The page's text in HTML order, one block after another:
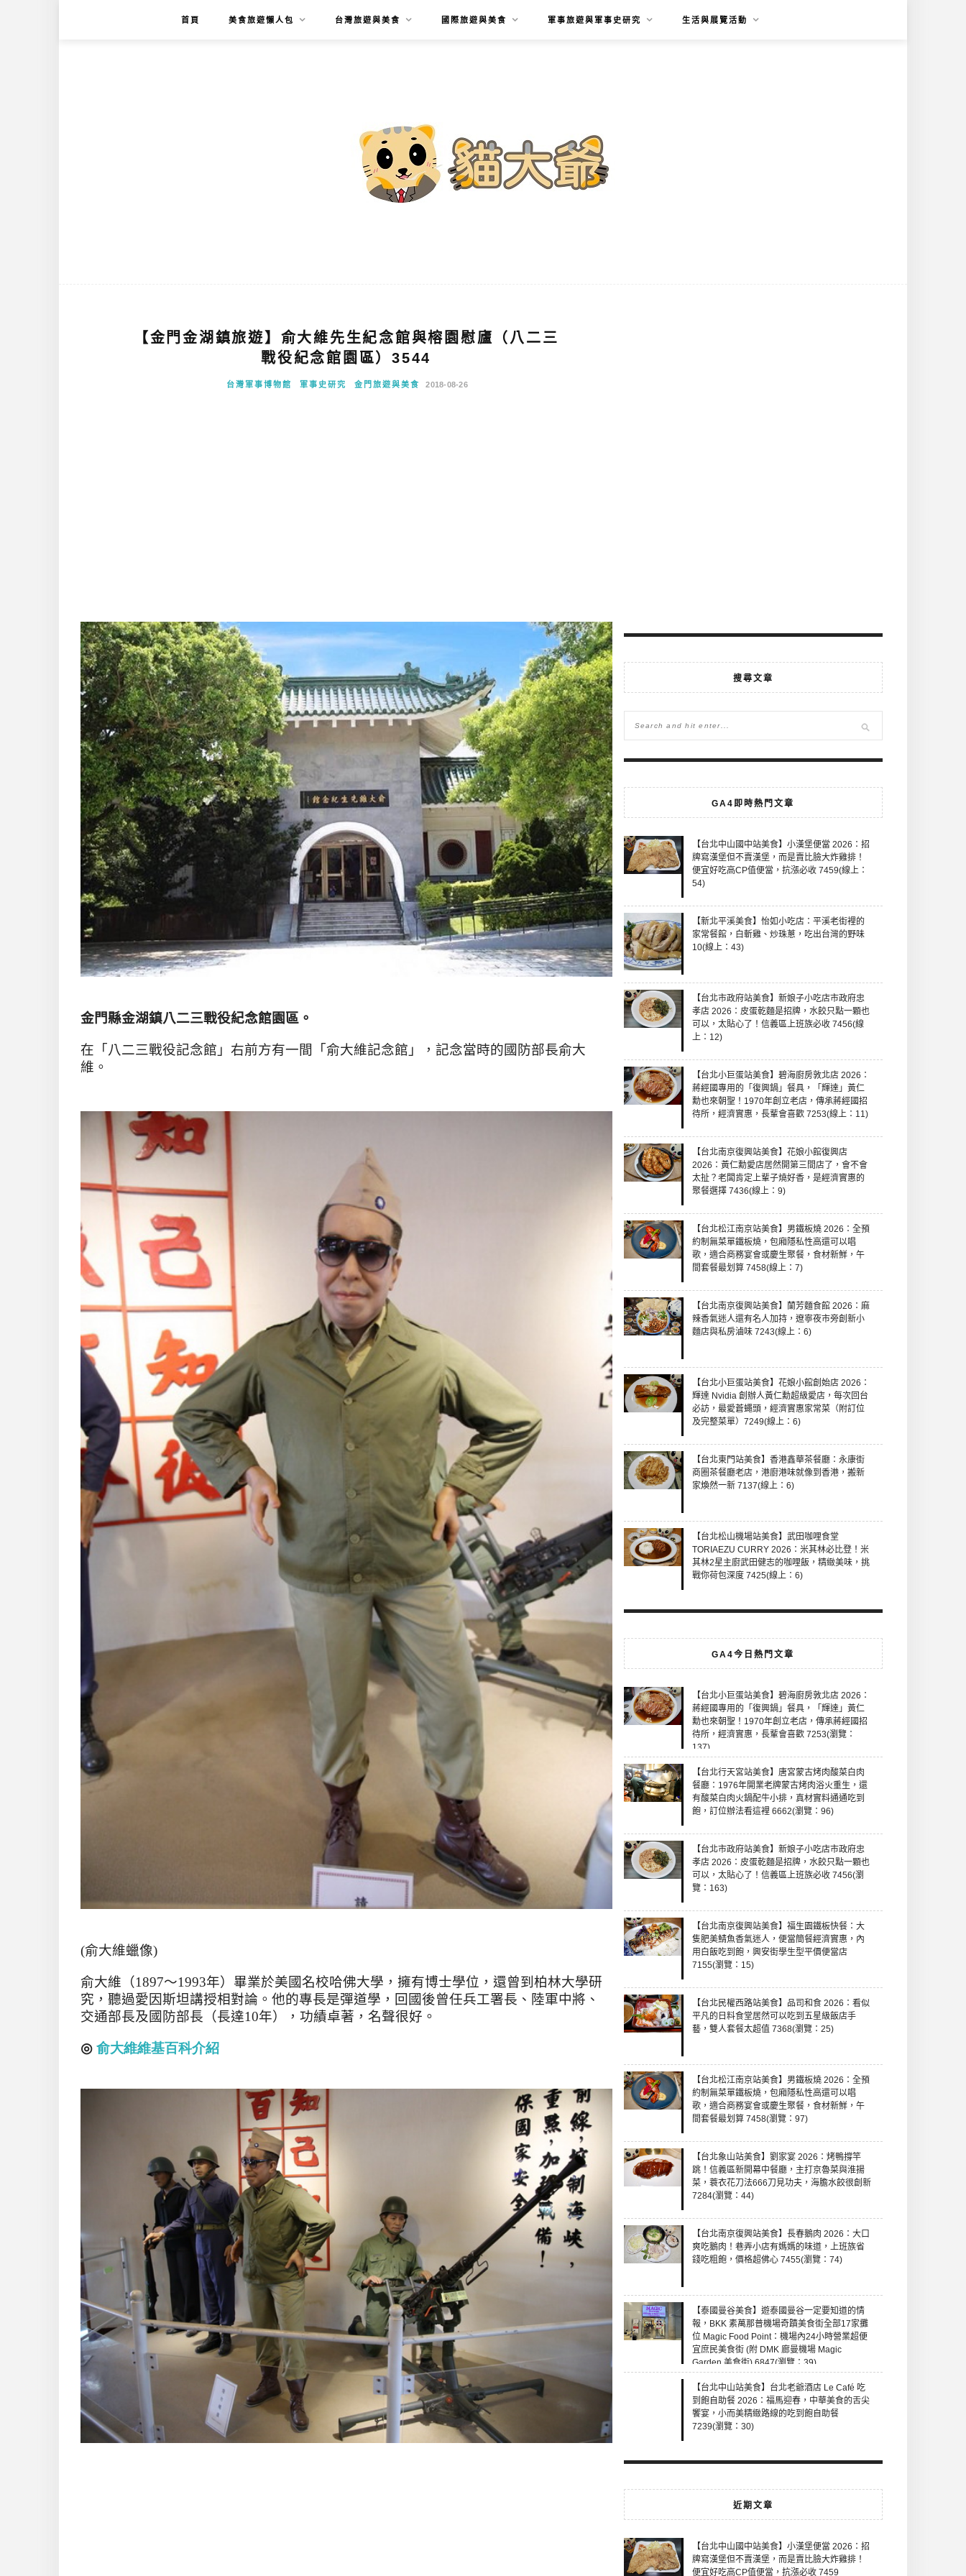
首頁 美食旅遊懶人包 台灣旅遊與美食 國際旅遊與美食 軍事旅遊與軍事史研究 生活與展覽活動
【金門金湖鎮旅遊】俞大維先生紀念館與榕園慰廬（八二三
戰役紀念館園區）3544
台灣軍事博物館 軍事史研究 金門旅遊與美食 2018-08-26
金門縣金湖鎮八二三戰役紀念館園區。
在「八二三戰役記念館」右前方有一間「俞大維記念館」，記念當時的國防部長俞大
維。
(俞大維蠟像)
俞大維（1897～1993年）畢業於美國名校哈佛大學，擁有博士學位，還曾到柏林大學研
究，聽過愛因斯坦講授相對論。他的專長是彈道學，回國後曾任兵工署長、陸軍中將、
交通部長及國防部長（長達10年），功績卓著，名聲很好。
◎ 俞大維維基百科介紹
搜尋文章
GA4即時熱門文章
【台北中山國中站美食】小漢堡便當 2026：招
牌寫漢堡但不賣漢堡，而是賣比臉大炸雞排！
便宜好吃高CP值便當，抗漲必收 7459(線上：
54)
【新北平溪美食】怡如小吃店：平溪老街裡的
家常餐館，白斬雞、炒珠蔥，吃出台灣的野味
10(線上：43)
【台北市政府站美食】新娘子小吃店市政府忠
孝店 2026：皮蛋乾麵是招牌，水餃只點一顆也
可以，太貼心了！信義區上班族必收 7456(線
上：12)
【台北小巨蛋站美食】碧海廚房敦北店 2026：
蔣經國專用的「復興鍋」餐具，「輝達」黃仁
勳也來朝聖！1970年創立老店，傳承蔣經國招
待所，經濟實惠，長輩會喜歡 7253(線上：11)
【台北南京復興站美食】花娘小館復興店
2026：黃仁勳愛店居然開第三間店了，會不會
太扯？老闆肯定上輩子燒好香，是經濟實惠的
聚餐選擇 7436(線上：9)
【台北松江南京站美食】男鐵板燒 2026：全預
約制無菜單鐵板燒，包廂隱私性高還可以唱
歌，適合商務宴會或慶生聚餐，食材新鮮，午
間套餐最划算 7458(線上：7)
【台北南京復興站美食】蘭芳麵食館 2026：麻
辣香氣迷人還有名人加持，遼寧夜市旁創新小
麵店與私房滷味 7243(線上：6)
【台北小巨蛋站美食】花娘小館創始店 2026：
輝達 Nvidia 創辦人黃仁勳超級愛店，每次回台
必訪，最愛蒼蠅頭，經濟實惠家常菜（附訂位
及完整菜單）7249(線上：6)
【台北東門站美食】香港鑫華茶餐廳：永康街
商圈茶餐廳老店，港廚港味就像到香港，搬新
家煥然一新 7137(線上：6)
【台北松山機場站美食】武田咖哩食堂
TORIAEZU CURRY 2026：米其林必比登！米
其林2星主廚武田健志的咖哩飯，精緻美味，挑
戰你荷包深度 7425(線上：6)
GA4今日熱門文章
【台北小巨蛋站美食】碧海廚房敦北店 2026：
蔣經國專用的「復興鍋」餐具，「輝達」黃仁
勳也來朝聖！1970年創立老店，傳承蔣經國招
待所，經濟實惠，長輩會喜歡 7253(瀏覽：
137)
【台北行天宮站美食】唐宮蒙古烤肉酸菜白肉
餐廳：1976年開業老牌蒙古烤肉浴火重生，還
有酸菜白肉火鍋配牛小排，真材實料通通吃到
飽，訂位辦法看這裡 6662(瀏覽：96)
【台北市政府站美食】新娘子小吃店市政府忠
孝店 2026：皮蛋乾麵是招牌，水餃只點一顆也
可以，太貼心了！信義區上班族必收 7456(瀏
覽：163)
【台北南京復興站美食】福生園鐵板快餐：大
隻肥美鯖魚香氣迷人，便當簡餐經濟實惠，內
用白飯吃到飽，興安街學生型平價便當店
7155(瀏覽：15)
【台北民權西路站美食】品司和食 2026：看似
平凡的日料食堂居然可以吃到五星級飯店手
藝，雙人套餐太超值 7368(瀏覽：25)
【台北松江南京站美食】男鐵板燒 2026：全預
約制無菜單鐵板燒，包廂隱私性高還可以唱
歌，適合商務宴會或慶生聚餐，食材新鮮，午
間套餐最划算 7458(瀏覽：97)
【台北象山站美食】劉家宴 2026：烤鴨撐竿
跳！信義區新開幕中餐廳，主打京魯菜與淮揚
菜，蓑衣花刀法666刀見功夫，海膽水餃很創新
7284(瀏覽：44)
【台北南京復興站美食】長春鵝肉 2026：大口
爽吃鵝肉！巷弄小店有媽媽的味道，上班族省
錢吃粗飽，價格超佛心 7455(瀏覽：74)
【泰國曼谷美食】遊泰國曼谷一定要知道的情
報，BKK 素萬那普機場奇蹟美食街全部17家攤
位 Magic Food Point：機場內24小時營業超便
宜庶民美食街 (附 DMK 廊曼機場 Magic
Garden 美食街) 6847(瀏覽：39)
【台北中山站美食】台北老爺酒店 Le Café 吃
到飽自助餐 2026：福馬迎春，中華美食的舌尖
饗宴，小而美精緻路線的吃到飽自助餐
7239(瀏覽：30)
近期文章
【台北中山國中站美食】小漢堡便當 2026：招
牌寫漢堡但不賣漢堡，而是賣比臉大炸雞排！
便宜好吃高CP值便當，抗漲必收 7459